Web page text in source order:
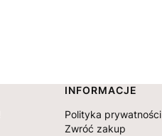
INFORMACJE
Polityka prywatności
Zwróć zakup